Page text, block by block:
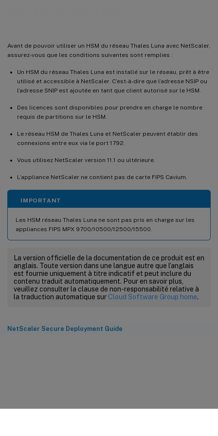
Avant de pouvoir utiliser un HSM du réseau Thales Luna avec NetScaler,
assurez-vous que les conditions suivantes sont remplies :
Un HSM du réseau Thales Luna est installé sur le réseau, prêt à être
utilisé et accessible à NetScaler. C’est-à-dire que l’adresse NSIP ou
l’adresse SNIP est ajoutée en tant que client autorisé sur le HSM.
Des licences sont disponibles pour prendre en charge le nombre
requis de partitions sur le HSM.
Le réseau HSM de Thales Luna et NetScaler peuvent établir des
connexions entre eux via le port 1792.
Vous utilisez NetScaler version 11.1 ou ultérieure.
L’appliance NetScaler ne contient pas de carte FIPS Cavium.
IMPORTANT
Les HSM réseau Thales Luna ne sont pas pris en charge sur les
appliances FIPS MPX 9700/10500/12500/15500.
La version officielle de la documentation de ce produit est en
anglais. Toute version dans une langue autre que l’anglais
est fournie uniquement à titre indicatif et peut inclure du
contenu traduit automatiquement. Pour en savoir plus,
veuillez consulter la clause de non-responsabilité relative à
la traduction automatique sur Cloud Software Group home.
NetScaler Secure Deployment Guide